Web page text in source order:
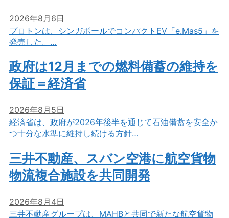
2026年8月6日
プロトンは、シンガポールでコンパクトEV「e.Mas5」を
発売した。…
政府は12月までの燃料備蓄の維持を
保証＝経済省
2026年8月5日
経済省は、政府が2026年後半を通じて石油備蓄を安全か
つ十分な水準に維持し続ける方針…
三井不動産、スバン空港に航空貨物
物流複合施設を共同開発
2026年8月4日
三井不動産グループは、MAHBと共同で新たな航空貨物